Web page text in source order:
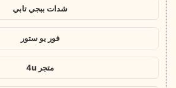
شدات ببجي تابي
فور يو ستور
متجر 4u